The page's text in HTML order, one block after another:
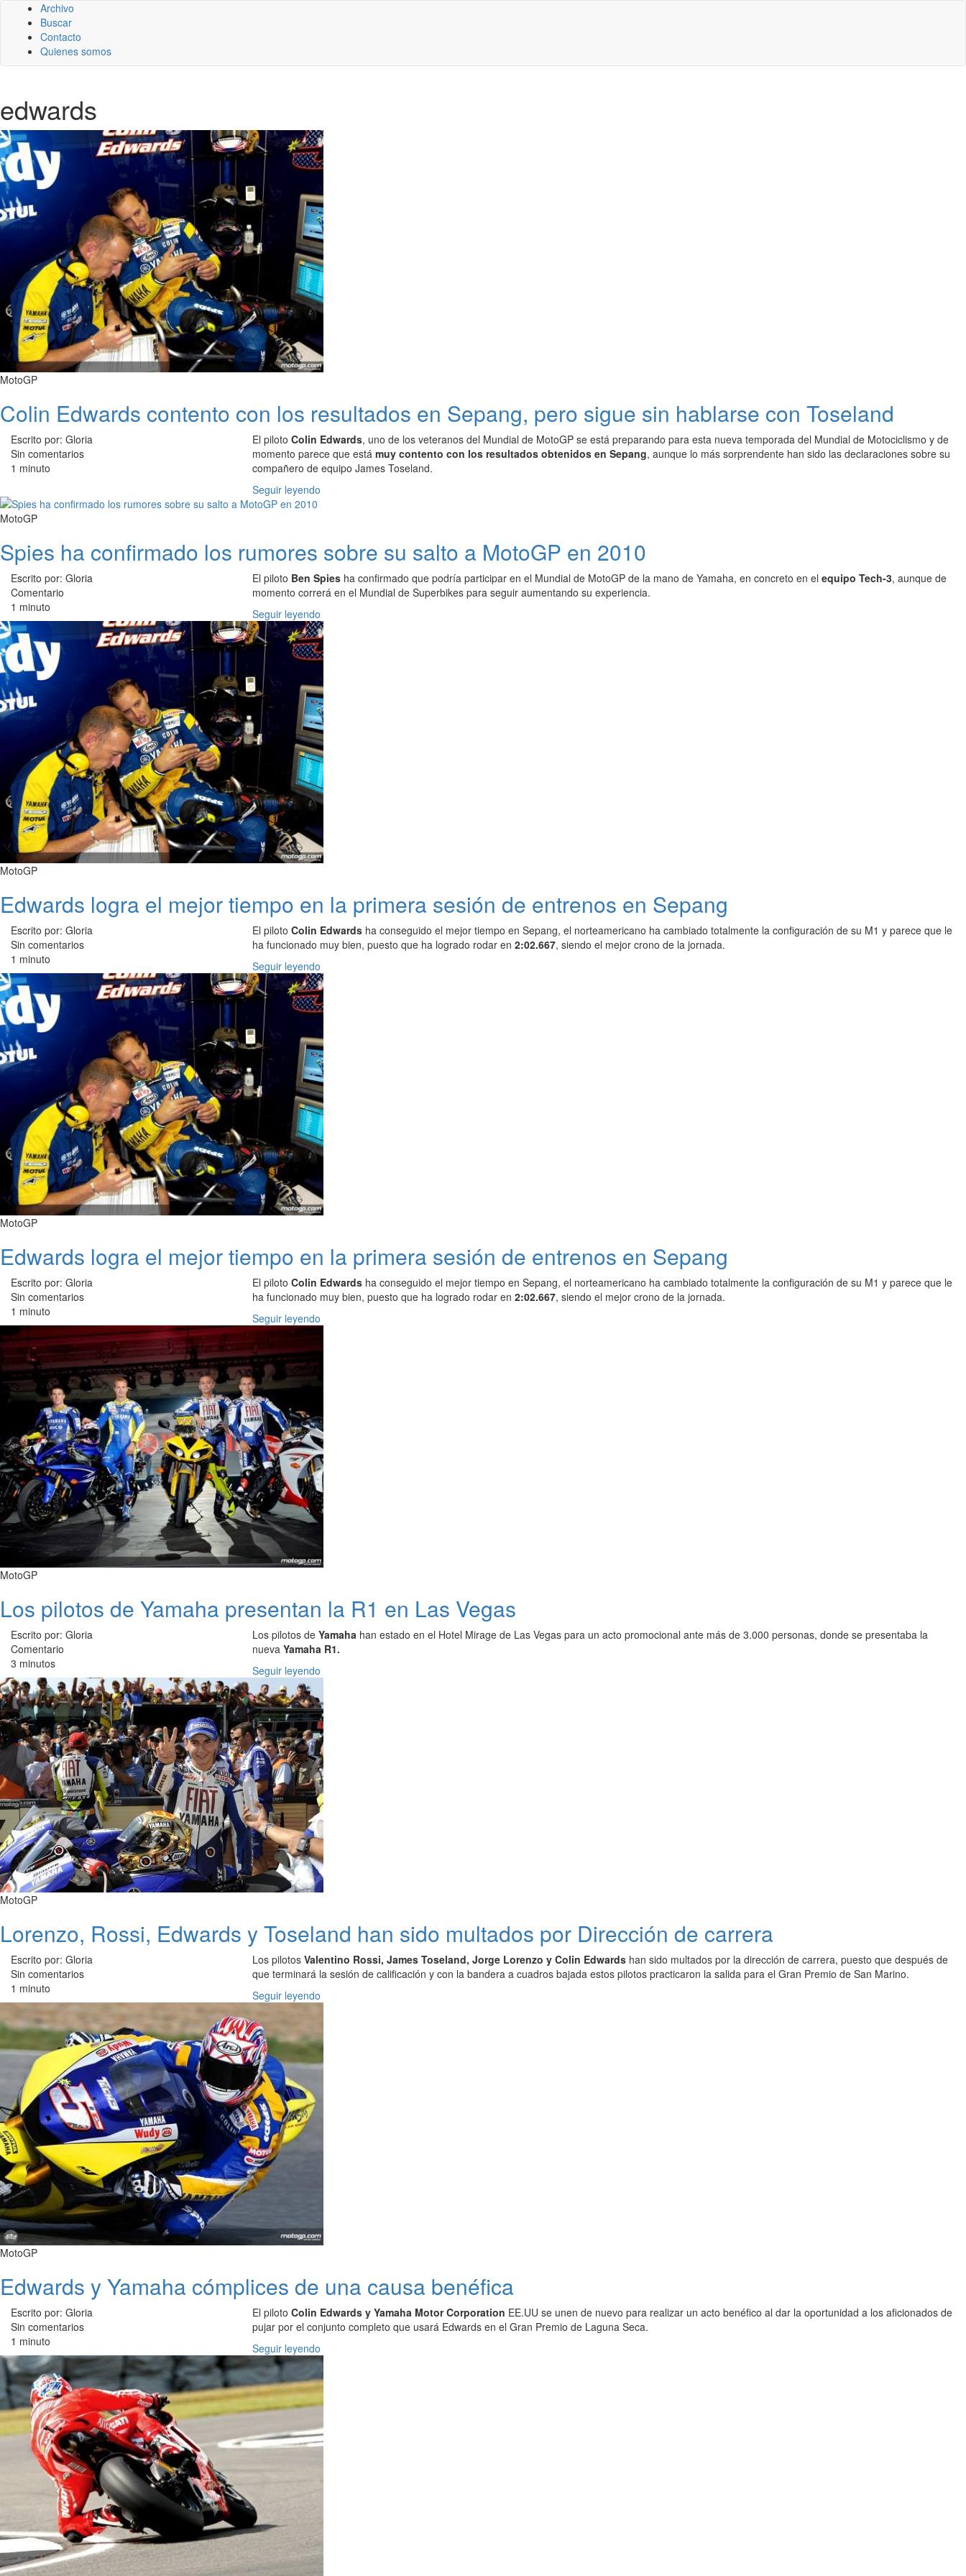
Archivo
Buscar
Contacto
Quienes somos
edwards
MotoGP
Colin Edwards contento con los resultados en Sepang, pero sigue sin hablarse con Toseland
Escrito por: Gloria
Sin comentarios
1 minuto
El piloto Colin Edwards, uno de los veteranos del Mundial de MotoGP se está preparando para esta nueva temporada del Mundial de Motociclismo y de
momento parece que está muy contento con los resultados obtenidos en Sepang, aunque lo más sorprendente han sido las declaraciones sobre su
compañero de equipo James Toseland.
Seguir leyendo
MotoGP
Spies ha confirmado los rumores sobre su salto a MotoGP en 2010
Escrito por: Gloria
Comentario
1 minuto
El piloto Ben Spies ha confirmado que podría participar en el Mundial de MotoGP de la mano de Yamaha, en concreto en el equipo Tech-3, aunque de
momento correrá en el Mundial de Superbikes para seguir aumentando su experiencia.
Seguir leyendo
MotoGP
Edwards logra el mejor tiempo en la primera sesión de entrenos en Sepang
Escrito por: Gloria
Sin comentarios
1 minuto
El piloto Colin Edwards ha conseguido el mejor tiempo en Sepang, el norteamericano ha cambiado totalmente la configuración de su M1 y parece que le
ha funcionado muy bien, puesto que ha logrado rodar en 2:02.667, siendo el mejor crono de la jornada.
Seguir leyendo
MotoGP
Edwards logra el mejor tiempo en la primera sesión de entrenos en Sepang
Escrito por: Gloria
Sin comentarios
1 minuto
El piloto Colin Edwards ha conseguido el mejor tiempo en Sepang, el norteamericano ha cambiado totalmente la configuración de su M1 y parece que le
ha funcionado muy bien, puesto que ha logrado rodar en 2:02.667, siendo el mejor crono de la jornada.
Seguir leyendo
MotoGP
Los pilotos de Yamaha presentan la R1 en Las Vegas
Escrito por: Gloria
Comentario
3 minutos
Los pilotos de Yamaha han estado en el Hotel Mirage de Las Vegas para un acto promocional ante más de 3.000 personas, donde se presentaba la
nueva Yamaha R1.
Seguir leyendo
MotoGP
Lorenzo, Rossi, Edwards y Toseland han sido multados por Dirección de carrera
Escrito por: Gloria
Sin comentarios
1 minuto
Los pilotos Valentino Rossi, James Toseland, Jorge Lorenzo y Colin Edwards han sido multados por la dirección de carrera, puesto que después de
que terminará la sesión de calificación y con la bandera a cuadros bajada estos pilotos practicaron la salida para el Gran Premio de San Marino.
Seguir leyendo
MotoGP
Edwards y Yamaha cómplices de una causa benéfica
Escrito por: Gloria
Sin comentarios
1 minuto
El piloto Colin Edwards y Yamaha Motor Corporation EE.UU se unen de nuevo para realizar un acto benéfico al dar la oportunidad a los aficionados de
pujar por el conjunto completo que usará Edwards en el Gran Premio de Laguna Seca.
Seguir leyendo